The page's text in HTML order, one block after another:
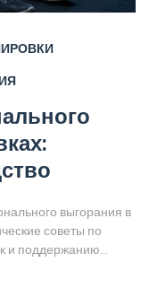
выгорания в
советы по
и поддержанию